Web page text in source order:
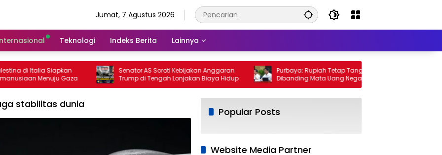
Jumat, 7 Agustus 2026
Teknologi Indeks Berita Lainnya
di Italia Siapkan
Menuju Gaza
Senator AS Soroti Kebijakan Anggaran
Trump di Tengah Lonjakan Biaya Hidup
Purbaya: Rupiah Tetap Tangguh
Dibanding Mata Uang Negara Lain
stabilitas dunia
Popular Posts
Website Media Partner